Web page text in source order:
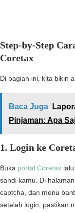
Step-by-Step
Coretax
Di bagian ini, kita bikin
Baca Juga
Pinjaman: Apa
1. Login ke
Buka portal Coretax
sandi kamu. Di
captcha, dan menu
setelah login, pastikan